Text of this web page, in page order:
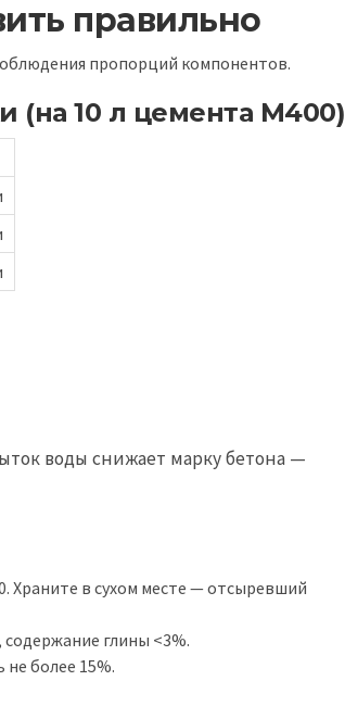
правильно
пропорций компонентов.
(на 10 л цемента М400)
воды снижает марку бетона —
Храните в сухом месте — отсыревший
глины <3%.
более 15%.